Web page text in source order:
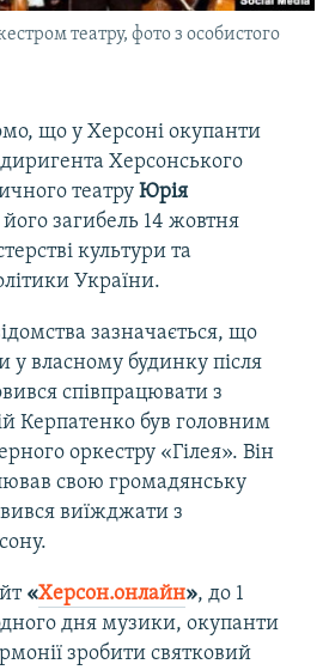
театру, фото з особистого
що у Херсоні окупанти
Херсонського
театру Юрія
загибель 14 жовтня
культури та
України.
зазначається, що
у власному будинку після
співпрацювати з
Керпатенко був головним
оркестру «Гілея». Він
свою громадянську
виїжджати з
«Херсон.онлайн», до 1
дня музики, окупанти
зробити святковий